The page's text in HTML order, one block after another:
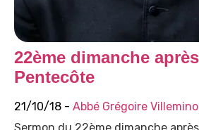
22ème dimanche
Pentecôte
21/10/18 - Abbé Grégoire